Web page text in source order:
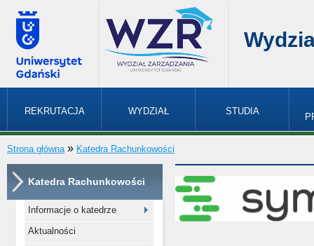
REKRUTACJA WYDZIAŁ STUDIA
Strona główna » Katedra Rachunkowości
Katedra Rachunkowości
Informacje o katedrze
Aktualności